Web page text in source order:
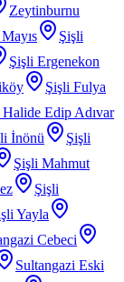
Zeytinburnu
Şişli
Şişli Ergenekon
Şişli Fulya
Halide Edip Adıvar
İnönü
Şişli
Şişli Mahmut
Şişli
Yayla
Cebeci
Sultangazi Eski